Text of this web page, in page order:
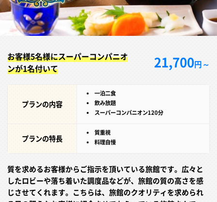
お客様5名様にスーパーコンパニオ
ンが1名付いて
21,700円～
プランの内容
一泊二食
飲み放題
スーパーコンパニオン120分
プランの特長
質重視
料理自慢
質を求めるお客様からご指示を頂いている旅館です。広々と
したロビーや落ち着いた調度品などが、旅館の質の高さを感
じさせてくれます。こちらは、旅館のクオリティを求められ